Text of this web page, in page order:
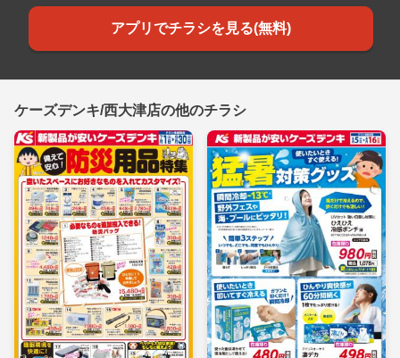
アプリでチラシを見る(無料)
ケーズデンキ/西大津店の他のチラシ